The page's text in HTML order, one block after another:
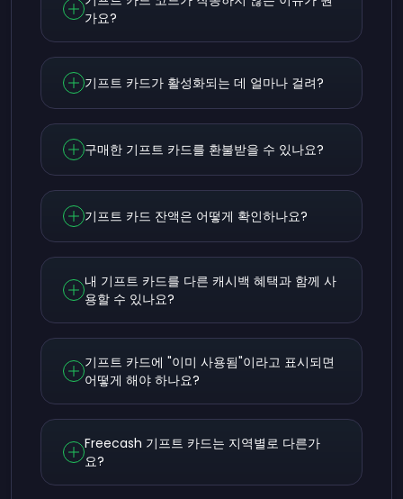
가요?
기프트 카드가 활성화되는 데 얼마나 걸려?
구매한 기프트 카드를 환불받을 수 있나요?
기프트 카드 잔액은 어떻게 확인하나요?
내 기프트 카드를 다른 캐시백 혜택과 함께 사
용할 수 있나요?
기프트 카드에 "이미 사용됨"이라고 표시되면
어떻게 해야 하나요?
Freecash 기프트 카드는 지역별로 다른가
요?